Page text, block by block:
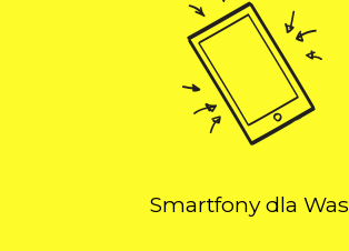
Smartfony dla Was